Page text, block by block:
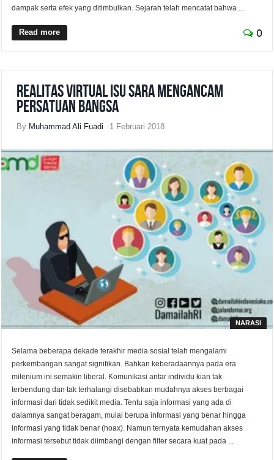
dampak serta efek yang ditimbulkan. Sejarah telah mencatat bahwa ...
Read more 0
Realitas Virtual Isu SARA Mengancam
Persatuan Bangsa
By Muhammad Ali Fuadi 1 Februari 2018
NARASI
Selama beberapa dekade terakhir media sosial telah mengalami
perkembangan sangat signifikan. Bahkan keberadaannya pada era
milenium ini semakin liberal. Komunikasi antar individu kian tak
terbendung dan tak terhalangi disebabkan mudahnya akses berbagai
informasi dari tidak sedikit media. Tentu saja informasi yang ada di
dalamnya sangat beragam, mulai berupa informasi yang benar hingga
informasi yang tidak benar (hoax). Namun ternyata kemudahan akses
informasi tersebut tidak diimbangi dengan filter secara kuat pada ...